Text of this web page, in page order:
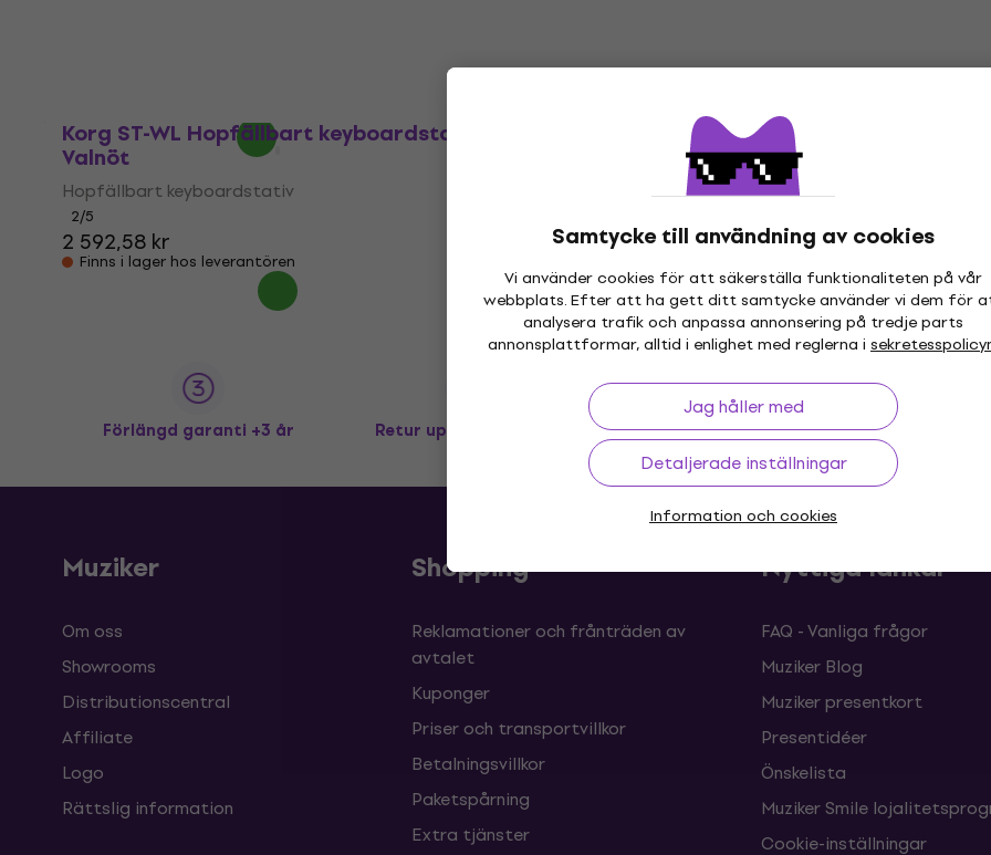
Samtycke till användning av cookies
Vi använder cookies för att säkerställa funktionaliteten på vår
webbplats. Efter att ha gett ditt samtycke använder vi dem för
analysera trafik och anpassa annonsering på tredje parts
annonsplattformar, alltid i enlighet med reglerna i
Jag håller med
Detaljerade inställningar
Information och cookies
Korg ST-WL Hopfällbart keyboardstativ
Valnöt
Hopfällbart keyboardstativ
2/5
2 592,58 kr
Finns i lager hos leverantören
Förlängd garanti +3 år Retur upp till 30 dagar Prisgaranti Mer än
Muziker
Om oss
Showrooms
Distributionscentral
Affiliate
Logo
Rättslig information
Shopping
Reklamationer och frånträden av
avtalet
Kuponger
Priser och transportvillkor
Betalningsvillkor
Paketspårning
Extra tjänster
Nyttiga länkar
FAQ - Vanliga frågor
Muziker Blog
Muziker presentkort
Presentidéer
Önskelista
Muziker Smile
Cookie-inställningar